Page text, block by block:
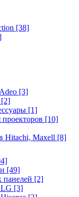
[38]
[3]
[2]
[1]
[10]
Hitachi, Maxell [8]
[49]
панелей [2]
[3]